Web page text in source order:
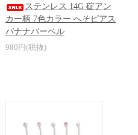
ステンレス 14G 碇アン
カー柄 7色カラー へそピアス
バナナバーベル
980円(税抜)